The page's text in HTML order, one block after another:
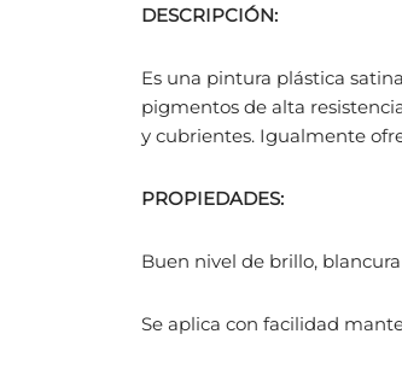
DESCRIPCIÓN:
Es una pintura plástica
pigmentos de alta
y cubrientes. Igualmente
PROPIEDADES:
Buen nivel de brillo,
Se aplica con facilidad